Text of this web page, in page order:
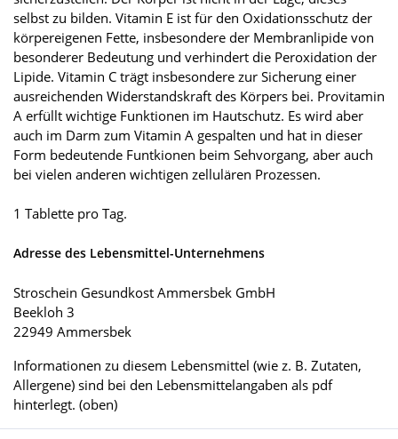
selbst zu bilden. Vitamin E ist für den Oxidationsschutz der
körpereigenen Fette, insbesondere der Membranlipide von
besonderer Bedeutung und verhindert die Peroxidation der
Lipide. Vitamin C trägt insbesondere zur Sicherung einer
ausreichenden Widerstandskraft des Körpers bei. Provitamin
A erfüllt wichtige Funktionen im Hautschutz. Es wird aber
auch im Darm zum Vitamin A gespalten und hat in dieser
Form bedeutende Funtkionen beim Sehvorgang, aber auch
bei vielen anderen wichtigen zellulären Prozessen.
1 Tablette pro Tag.
Adresse des Lebensmittel-Unternehmens
Stroschein Gesundkost Ammersbek GmbH
Beekloh 3
22949 Ammersbek
Informationen zu diesem Lebensmittel (wie z. B. Zutaten,
Allergene) sind bei den Lebensmittelangaben als pdf
hinterlegt. (oben)